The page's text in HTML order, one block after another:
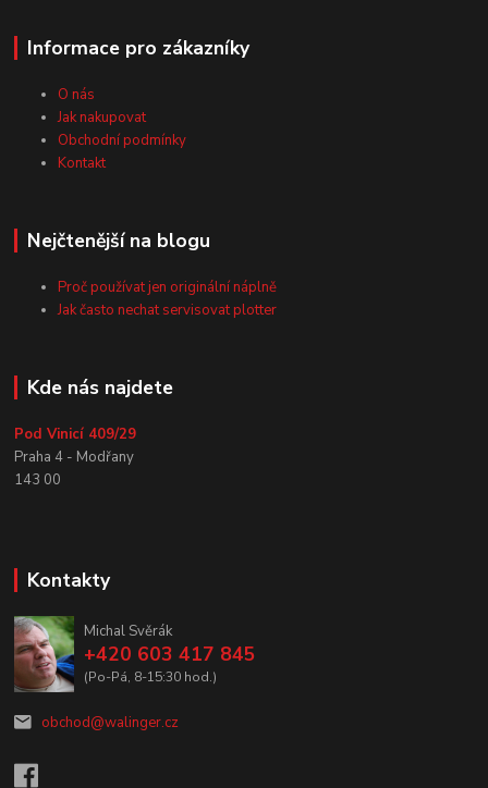
Informace pro zákazníky
O nás
Jak nakupovat
Obchodní podmínky
Kontakt
Nejčtenější na blogu
Proč používat jen originální náplně
Jak často nechat servisovat plotter
Kde nás najdete
Pod Vinicí 409/29
Praha 4 - Modřany
143 00
Kontakty
Michal Svěrák
+420 603 417 845
(Po-Pá, 8-15:30 hod.)
obchod@walinger.cz